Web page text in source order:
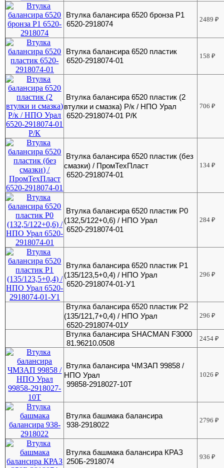
Втулка балансира 6520 бронза Р1
6520-2918074
2489₽
Втулка балансира 6520 пластик
6520-2918074-01
158₽
Втулка балансира 6520 пластик (2
втулки и смазка) Р/к / НПО Урал
6520-2918074-01 Р/К
706₽
Втулка балансира 6520 пластик (без
смазки) / ПромТехПласт
6520-2918074-01
134₽
Втулка балансира 6520 пластик Р0
(132,5/122+0,6) / НПО Урал
6520-2918074-01
284₽
Втулка балансира 6520 пластик Р1
(135/123,5+0,4) / НПО Урал
6520-2918074-01-У1
296₽
Втулка балансира 6520 пластик Р2
(135/121,7+0,4) / НПО Урал
6520-2918074-01У
296₽
Втулка балансира SHACMAN F3000
81.96210.0508
2454₽
Втулка балансира ЧМЗАП 99858 /
НПО Урал
99858-2918027-10Т
1026₽
Втулка башмака балансира
938-2918022
2796₽
Втулка башмака балансира КРАЗ
250Б-2918074
936₽